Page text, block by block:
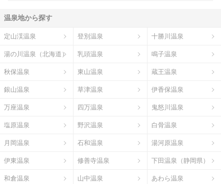
温泉地から探す
定山渓温泉 登別温泉 十勝川温泉
湯の川温泉（北海道） 乳頭温泉 鳴子温泉
秋保温泉 東山温泉 蔵王温泉
銀山温泉 草津温泉 伊香保温泉
万座温泉 四万温泉 鬼怒川温泉
塩原温泉 野沢温泉 白骨温泉
月岡温泉 石和温泉 湯河原温泉
伊東温泉 修善寺温泉 下田温泉（静岡県）
和倉温泉 山中温泉 あわら温泉